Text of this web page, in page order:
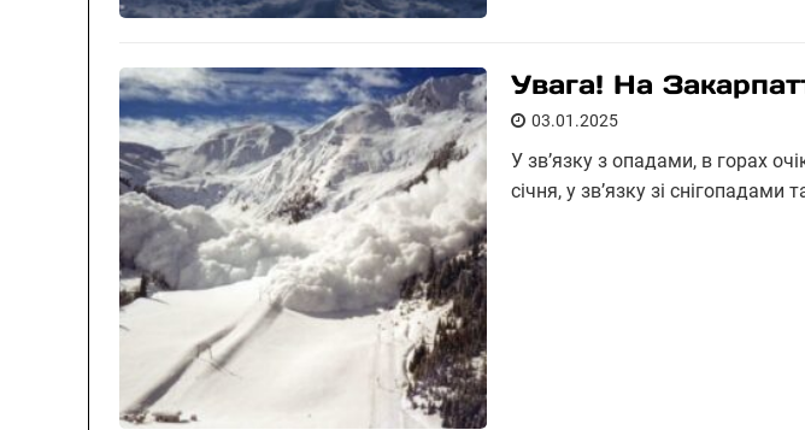
Увага! На
03.01.2025
У зв’язку з опадами, в горах
січня, у зв’язку зі снігопадами